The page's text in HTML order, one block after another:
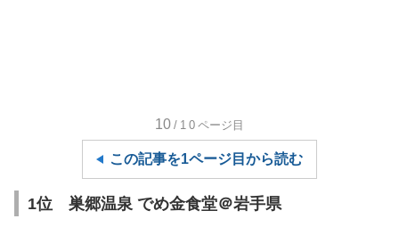
10 /10 ページ目
この記事を1ページ目から読む
1位 巣郷温泉 でめ金食堂＠岩手県